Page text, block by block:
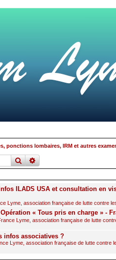
ponctions lombaires, IRM et autres
rechercher
recherche
ILADS USA et consultation en
Lyme, association française de lutte contre
« Tous pris en charge » -
Lyme, association française de lutte
infos associatives ?
Lyme, association française de lutte contre